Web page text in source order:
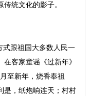
统文化的影子。
式跟祖国大多数人民一
客家童谣《过新年》
至新年，烧香奉祖
是，纸炮响连天；村村